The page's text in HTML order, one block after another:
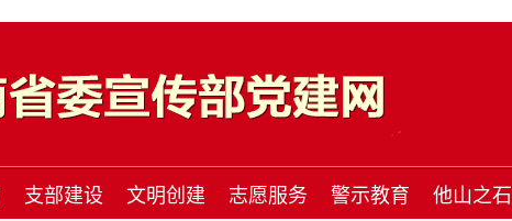
支部建设 文明创建 志愿服务 警示教育 他山之石